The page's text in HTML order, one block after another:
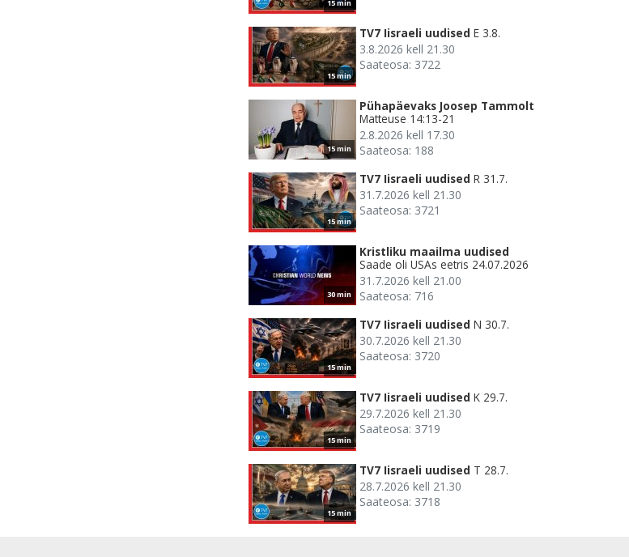
15 min
15 min
TV7 Iisraeli uudised E 3.8.
3.8.2026 kell 21.30
Saateosa: 3722
15 min
Pühapäevaks Joosep Tammolt
Matteuse 14:13-21
2.8.2026 kell 17.30
Saateosa: 188
15 min
TV7 Iisraeli uudised R 31.7.
31.7.2026 kell 21.30
Saateosa: 3721
30 min
Kristliku maailma uudised
Saade oli USAs eetris 24.07.2026
31.7.2026 kell 21.00
Saateosa: 716
15 min
TV7 Iisraeli uudised N 30.7.
30.7.2026 kell 21.30
Saateosa: 3720
15 min
TV7 Iisraeli uudised K 29.7.
29.7.2026 kell 21.30
Saateosa: 3719
15 min
TV7 Iisraeli uudised T 28.7.
28.7.2026 kell 21.30
Saateosa: 3718